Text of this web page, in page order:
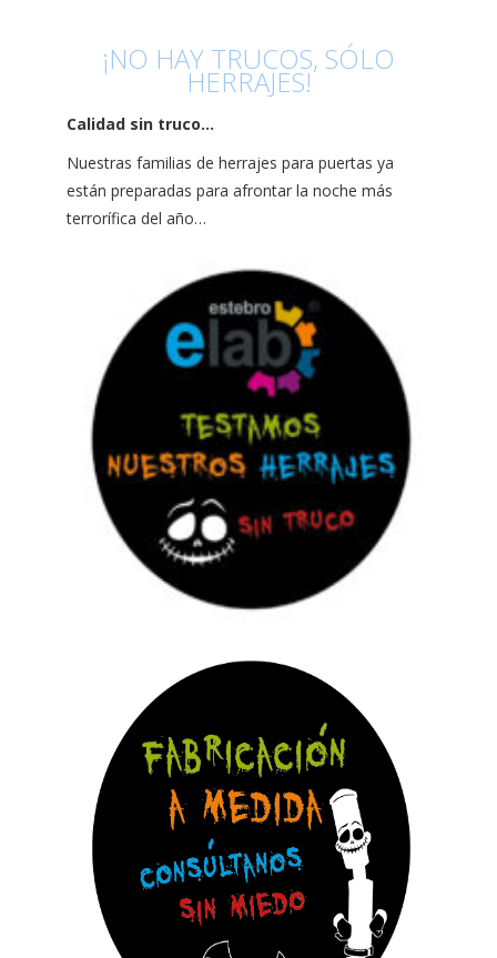
¡NO HAY TRUCOS, SÓLO
HERRAJES!
Calidad sin truco…
Nuestras familias de herrajes para puertas ya
están preparadas para afrontar la noche más
terrorífica del año…